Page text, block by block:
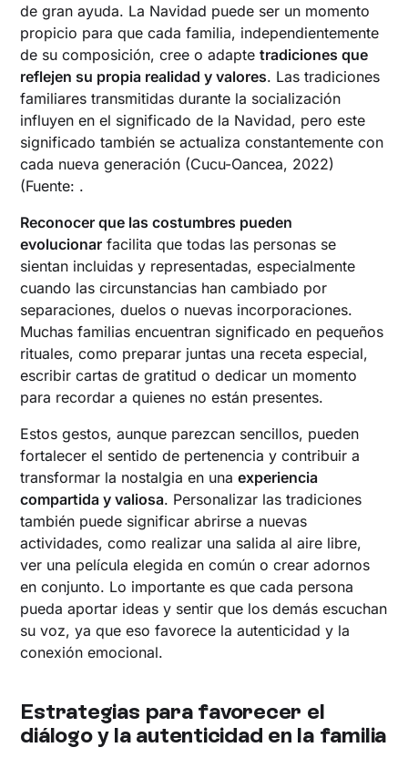
de gran ayuda. La Navidad puede ser un momento
propicio para que cada familia, independientemente
de su composición, cree o adaptetradiciones que
reflejen su propia realidad y valores. Las tradiciones
familiares transmitidas durante la socialización
influyen en el significado de la Navidad, pero este
significado también se actualiza constantemente con
cada nueva generación (Cucu-Oancea, 2022)
(Fuente: .
Reconocer que las costumbres pueden
evolucionar facilita que todas las personas se
sientan incluidas y representadas, especialmente
cuando las circunstancias han cambiado por
separaciones, duelos o nuevas incorporaciones.
Muchas familias encuentran significado en pequeños
rituales, como preparar juntas una receta especial,
escribir cartas de gratitud o dedicar un momento
para recordar a quienes no están presentes.
Estos gestos, aunque parezcan sencillos, pueden
fortalecer el sentido de pertenencia y contribuir a
transformar la nostalgia en unaexperiencia
compartida y valiosa. Personalizar las tradiciones
también puede significar abrirse a nuevas
actividades, como realizar una salida al aire libre,
ver una película elegida en común o crear adornos
en conjunto. Lo importante es que cada persona
pueda aportar ideas y sentir que los demás escuchan
su voz, ya que eso favorece la autenticidad y la
conexión emocional.
Estrategias para favorecer el
diálogo y la autenticidad en la familia